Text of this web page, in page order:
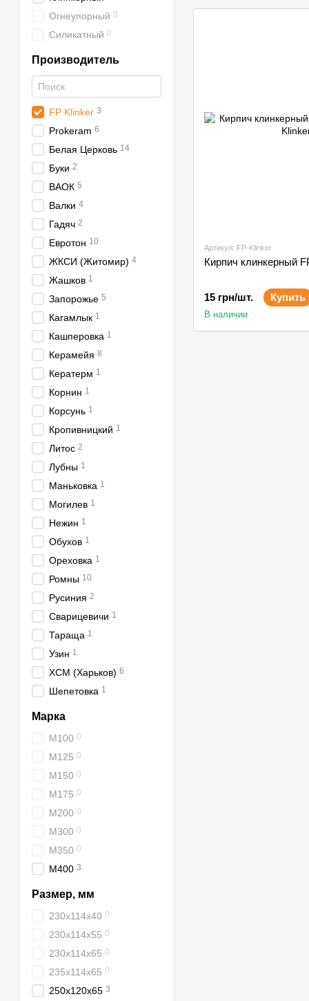
Артикул: FP-Klinker
Кирпич клинкерный
15 грн/шт. Купить
В наличии
Огнеупорный 0
Силикатный 0
Производитель
FP Klinker 3
Prokeram 6
Белая Церковь 14
Буки 2
ВАОК 5
Валки 4
Гадяч 2
Евротон 10
ЖКСИ (Житомир) 4
Жашков 1
Запорожье 5
Кагамлык 1
Кашперовка 1
Керамейя 8
Кератерм 1
Корнин 1
Корсунь 1
Кропивницкий 1
Литос 2
Лубны 1
Маньковка 1
Могилев 1
Нежин 1
Обухов 1
Ореховка 1
Ромны 10
Русиния 2
Сварицевичи 1
Тараща 1
Узин 1
ХСМ (Харьков) 6
Шепетовка 1
Марка
М100 0
М125 0
М150 0
М175 0
М200 0
М300 0
М350 0
М400 3
Размер, мм
230х114х40 0
230х114х55 0
230х114х65 0
235х114х65 0
250х120х65 3